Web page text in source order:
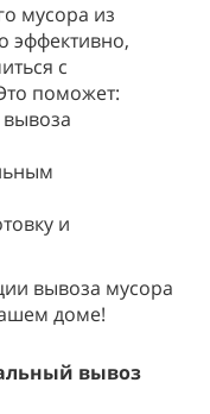
мусора из
эффективно,
с
поможет:
вывоза
и
вывоза мусора
доме!
вывоз